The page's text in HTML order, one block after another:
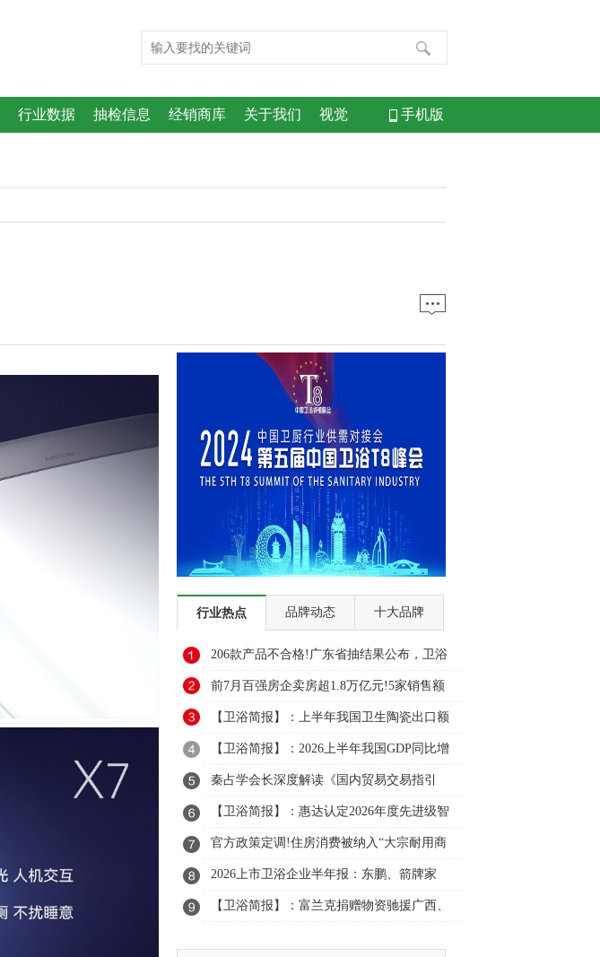
行业数据 抽检信息 经销商库 关于我们 视觉 手机版
行业热点 品牌动态 十大品牌
206款产品不合格!广东省抽结果公布，卫浴
多品类上榜
前7月百强房企卖房超1.8万亿元!5家销售额
超千亿元
【卫浴简报】：上半年我国卫生陶瓷出口额
大幅下降3成、悍高、大白......
【卫浴简报】：2026上半年我国GDP同比增
长4.7%！安华、埃飞灵...
秦占学会长深度解读《国内贸易交易指引
（试行）》
【卫浴简报】：惠达认定2026年度先进级智
能工厂、鹰卫浴、日丰……
官方政策定调!住房消费被纳入“大宗耐用商
品”首位
2026上市卫浴企业半年报：东鹏、箭牌家
居、惠达、帝欧……
【卫浴简报】：富兰克捐赠物资驰援广西、